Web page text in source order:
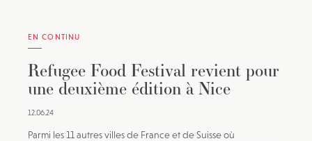
EN CONTINU
Refugee Food Festival revient pour
une deuxième édition à Nice
12.06.24
Parmi les 11 autres villes de France et de Suisse où